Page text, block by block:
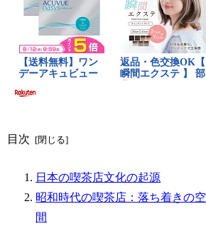
目次
日本の喫茶店文化の起源
昭和時代の喫茶店：落ち着きの空
間